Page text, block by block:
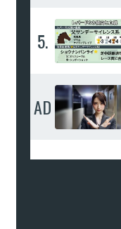
5.
AD